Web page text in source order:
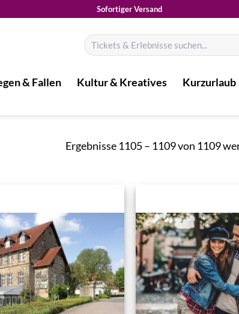
Sofortiger Versand
Suchen
nach:
& Fallen Kultur & Kreatives Kurzurlaub
Ergebnisse 1105 – 1109 von 1109